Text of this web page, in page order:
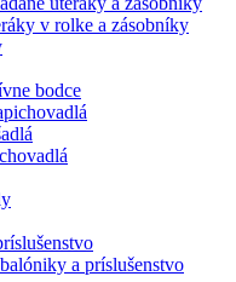
v rolke a zásobníky
bodce
a príslušenstvo